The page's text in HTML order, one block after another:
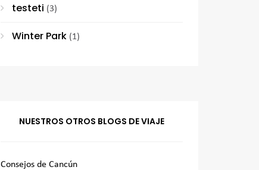
testeti (3)
Winter Park (1)
NUESTROS OTROS BLOGS DE VIAJE
Consejos de Cancún